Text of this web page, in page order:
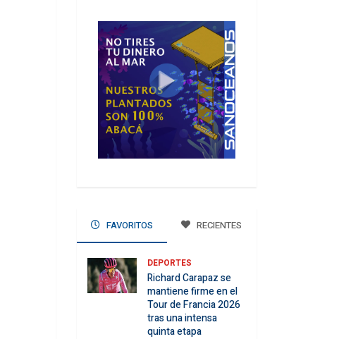
FAVORITOS RECIENTES
DEPORTES
Richard Carapaz se
mantiene firme en el
Tour de Francia 2026
tras una intensa
quinta etapa